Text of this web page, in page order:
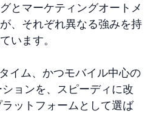
とマーケティングオートメ
、それぞれ異なる強みを持
います。
イム、かつモバイル中心の
ョンを、スピーディに改
ットフォームとして選ば